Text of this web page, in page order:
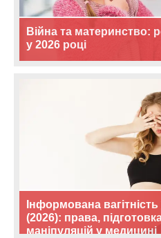
Війна та материнство:
у 2026 році
Інформована вагітність
(2026): права,
маніпуляцій у медицині